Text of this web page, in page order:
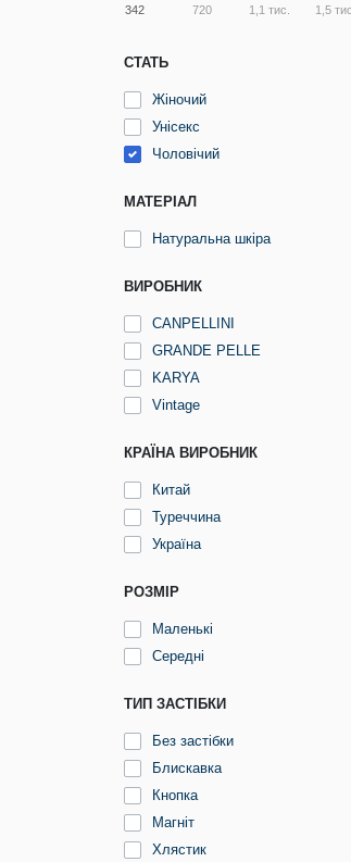
342 720 1,1 тис. 1,5 тис.
СТАТЬ
Жіночий
Унісекс
Чоловічий
МАТЕРІАЛ
Натуральна шкіра
ВИРОБНИК
CANPELLINI
GRANDE PELLE
KARYA
Vintage
КРАЇНА ВИРОБНИК
Китай
Туреччина
Україна
РОЗМІР
Маленькі
Середні
ТИП ЗАСТІБКИ
Без застібки
Блискавка
Кнопка
Магніт
Хлястик